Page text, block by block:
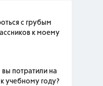
с грубым
к моему
вы потратили на
учебному году?